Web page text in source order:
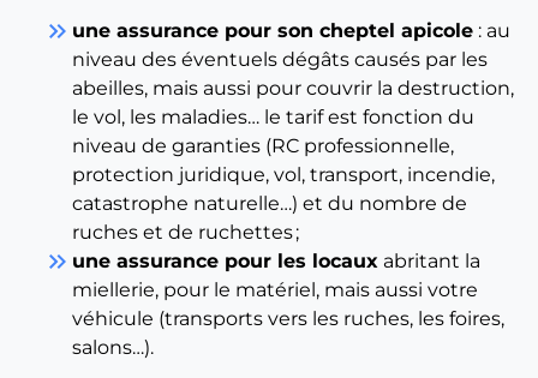
keyboard_double_arrow_right une assurance pour son cheptel apicole : au
niveau des éventuels dégâts causés par les
abeilles, mais aussi pour couvrir la destruction,
le vol, les maladies… le tarif est fonction du
niveau de garanties (RC professionnelle,
protection juridique, vol, transport, incendie,
catastrophe naturelle…) et du nombre de
ruches et de ruchettes ;
keyboard_double_arrow_right une assurance pour les locaux abritant la
miellerie, pour le matériel, mais aussi votre
véhicule (transports vers les ruches, les foires,
salons…).